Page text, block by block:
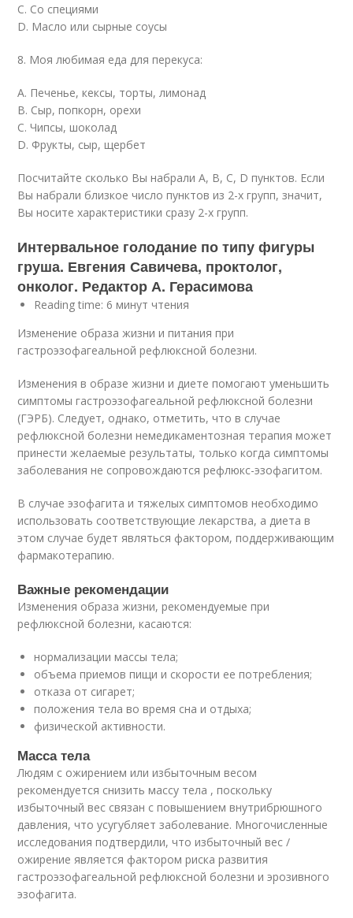
С. Со специями
D. Масло или сырные соусы
8. Моя любимая еда для перекуса:
А. Печенье, кексы, торты, лимонад
В. Сыр, попкорн, орехи
С. Чипсы, шоколад
D. Фрукты, сыр, щербет
Посчитайте сколько Вы набрали А, В, С, D пунктов. Если
Вы набрали близкое число пунктов из 2-х групп, значит,
Вы носите характеристики сразу 2-х групп.
Интервальное голодание по типу фигуры
груша. Евгения Савичева, проктолог,
онколог. Редактор А. Герасимова
Reading time: 6 минут чтения
Изменение образа жизни и питания при
гастроэзофагеальной рефлюксной болезни.
Изменения в образе жизни и диете помогают уменьшить
симптомы гастроэзофагеальной рефлюксной болезни
(ГЭРБ). Следует, однако, отметить, что в случае
рефлюксной болезни немедикаментозная терапия может
принести желаемые результаты, только когда симптомы
заболевания не сопровождаются рефлюкс-эзофагитом.
В случае эзофагита и тяжелых симптомов необходимо
использовать соответствующие лекарства, а диета в
этом случае будет являться фактором, поддерживающим
фармакотерапию.
Важные рекомендации
Изменения образа жизни, рекомендуемые при
рефлюксной болезни, касаются:
нормализации массы тела;
объема приемов пищи и скорости ее потребления;
отказа от сигарет;
положения тела во время сна и отдыха;
физической активности.
Масса тела
Людям с ожирением или избыточным весом
рекомендуется снизить массу тела , поскольку
избыточный вес связан с повышением внутрибрюшного
давления, что усугубляет заболевание. Многочисленные
исследования подтвердили, что избыточный вес /
ожирение является фактором риска развития
гастроэзофагеальной рефлюксной болезни и эрозивного
эзофагита.